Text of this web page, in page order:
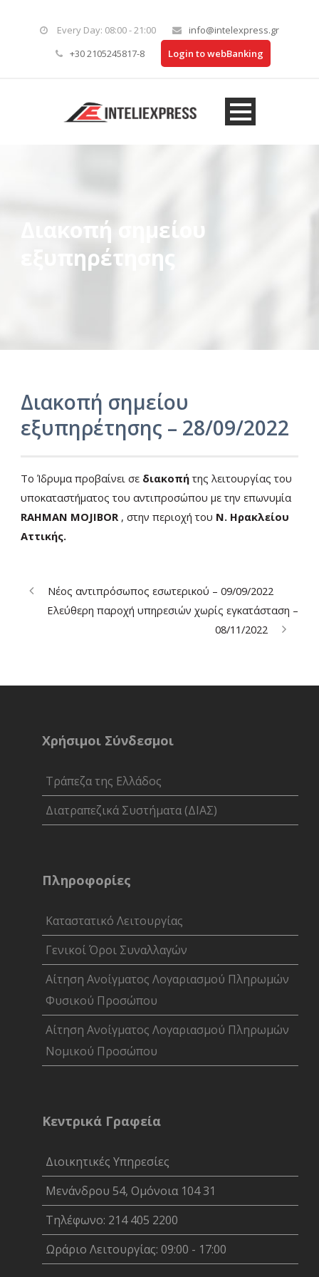
Every Day: 08:00 - 21:00
info@intelexpress.gr
+30 2105245817-8
Login to webBanking
Διακοπή σημείου
εξυπηρέτησης
Διακοπή σημείου
εξυπηρέτησης – 28/09/2022
Το Ίδρυμα προβαίνει σε διακοπήτης λειτουργίας του
υποκαταστήματος του αντιπροσώπου με την επωνυμία
RAHMAN MOJIBOR , στην περιοχή του Ν. Ηρακλείου
Αττικής.
Νέος αντιπρόσωπος εσωτερικού – 09/09/2022
Ελεύθερη παροχή υπηρεσιών χωρίς εγκατάσταση –
08/11/2022
Χρήσιμοι Σύνδεσμοι
Τράπεζα της Ελλάδος
Διατραπεζικά Συστήματα (ΔΙΑΣ)
Πληροφορίες
Καταστατικό Λειτουργίας
Γενικοί Όροι Συναλλαγών
Αίτηση Ανοίγματος Λογαριασμού Πληρωμών
Φυσικού Προσώπου
Αίτηση Ανοίγματος Λογαριασμού Πληρωμών
Νομικού Προσώπου
Κεντρικά Γραφεία
Διοικητικές Υπηρεσίες
Μενάνδρου 54, Ομόνοια 104 31
Τηλέφωνο: 214 405 2200
Ωράριο Λειτουργίας: 09:00 - 17:00